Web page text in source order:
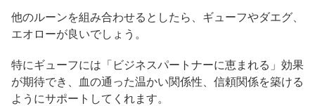
他のルーンを組み合わせるとしたら、ギューフやダエグ、
エオローが良いでしょう。
特にギューフには「ビジネスパートナーに恵まれる」効果
が期待でき、血の通った温かい関係性、信頼関係を築ける
ようにサポートしてくれます。